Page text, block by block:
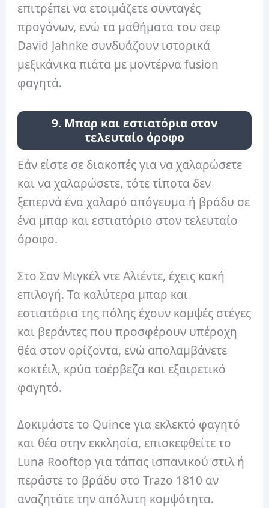
επιτρέπει να ετοιμάζετε συνταγές
προγόνων, ενώ τα μαθήματα του σεφ
David Jahnke συνδυάζουν ιστορικά
μεξικάνικα πιάτα με μοντέρνα fusion
φαγητά.
9. Μπαρ και εστιατόρια στον
τελευταίο όροφο
Εάν είστε σε διακοπές για να χαλαρώσετε
και να χαλαρώσετε, τότε τίποτα δεν
ξεπερνά ένα χαλαρό απόγευμα ή βράδυ σε
ένα μπαρ και εστιατόριο στον τελευταίο
όροφο.
Στο Σαν Μιγκέλ ντε Αλιέντε, έχεις κακή
επιλογή. Τα καλύτερα μπαρ και
εστιατόρια της πόλης έχουν κομψές στέγες
και βεράντες που προσφέρουν υπέροχη
θέα στον ορίζοντα, ενώ απολαμβάνετε
κοκτέιλ, κρύα τσέρβεζα και εξαιρετικό
φαγητό.
Δοκιμάστε το Quince για εκλεκτό φαγητό
και θέα στην εκκλησία, επισκεφθείτε το
Luna Rooftop για τάπας ισπανικού στιλ ή
περάστε το βράδυ στο Trazo 1810 αν
αναζητάτε την απόλυτη κομψότητα.